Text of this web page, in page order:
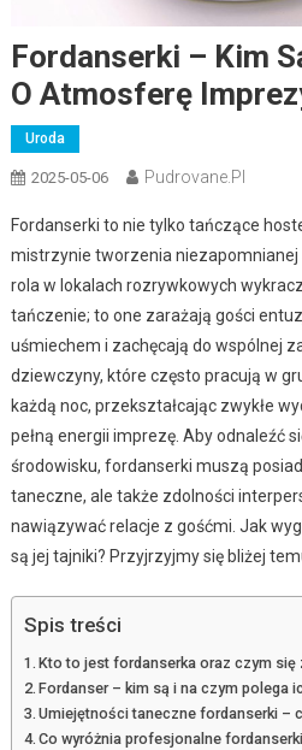
Fordanserki – Kim
O Atmosferę
Uroda
2025-05-06 Pudrovane.pl
Fordanserki to nie tylko tańczące
mistrzynie tworzenia
rola w lokalach rozrywkowych
tańczenie; to one zarażają gości
uśmiechem i zachęcają do wspólnej
dziewczyny, które często pracują w
każdą noc, przekształcając zwykłe
pełną energii imprezę. Aby odnaleźć
środowisku, fordanserki muszą
taneczne, ale także zdolności
nawiązywać relacje z gośćmi. Jak
są jej tajniki? Przyjrzyjmy się bliżej
Spis treści
Kto to jest fordanserka oraz czym się
Fordanser – kim są i na czym polega
Umiejętności taneczne fordanserki –
Co wyróżnia profesjonalne